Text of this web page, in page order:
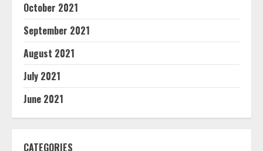
October 2021
September 2021
August 2021
July 2021
June 2021
CATEGORIES